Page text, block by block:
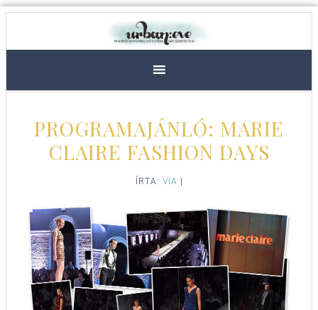
PROGRAMAJÁNLÓ: MARIE
CLAIRE FASHION DAYS
ÍRTA: VIA